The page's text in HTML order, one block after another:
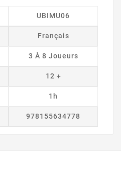
UBIMU06
Français
3 À 8 Joueurs
12 +
1h
978155634778